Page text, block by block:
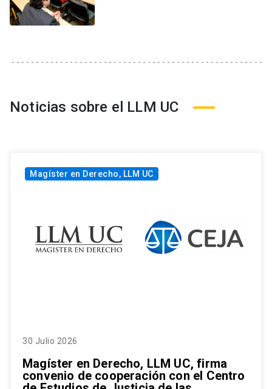
Noticias sobre el LLM UC
Magíster en Derecho, LLM UC
30 Julio 2026
Magíster en Derecho, LLM UC, firma
convenio de cooperación con el Centro